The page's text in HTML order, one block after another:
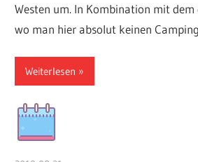
Westen um. In Kombination mit dem
wo man hier absolut keinen
Weiterlesen